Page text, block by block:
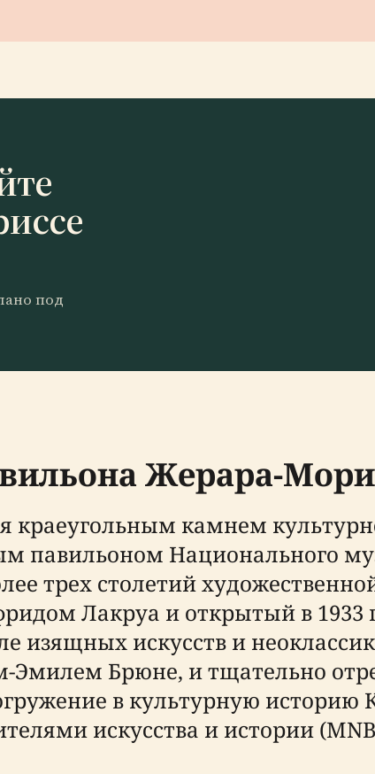
под
Жерара-
краеугольным камнем
павильоном Национального
трех столетий
Лакруа и открытый в 1933
изящных искусств и
Эмилем Брюне, и тщательно
в культурную историю
искусства и истории